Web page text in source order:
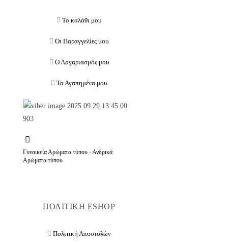
Το καλάθι μου
Οι Παραγγελίες μου
Ο Λογαριασμός μου
Τα Αγαπημένα μου
Γυναικεία Αρώματα τύπου - Ανδρικά
Αρώματα τύπου
ΠΟΛΙΤΙΚΗ ESHOP
Πολιτική Αποστολών